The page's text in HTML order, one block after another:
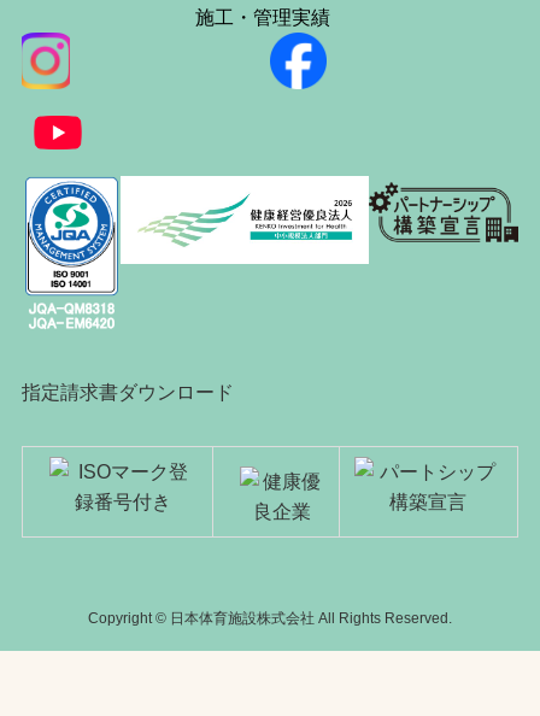
施工・管理実績
指定請求書ダウンロード
Copyright © 日本体育施設株式会社 All Rights Reserved.